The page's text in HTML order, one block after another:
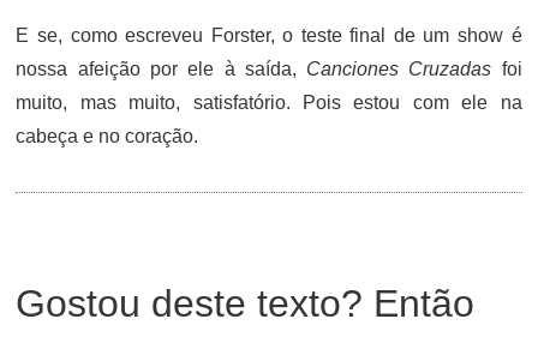
E se, como escreveu Forster, o teste final de um show é
nossa afeição por ele à saída, Canciones Cruzadas foi
muito, mas muito, satisfatório. Pois estou com ele na
cabeça e no coração.
Gostou deste texto? Então